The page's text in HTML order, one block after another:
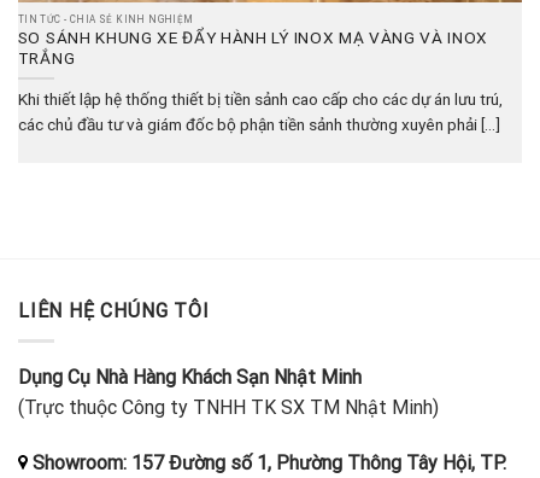
TIN TỨC - CHIA SẺ KINH NGHIỆM
SO SÁNH KHUNG XE ĐẨY HÀNH LÝ INOX MẠ VÀNG VÀ INOX
TRẮNG
Khi thiết lập hệ thống thiết bị tiền sảnh cao cấp cho các dự án lưu trú,
các chủ đầu tư và giám đốc bộ phận tiền sảnh thường xuyên phải [...]
LIÊN HỆ CHÚNG TÔI
Dụng Cụ Nhà Hàng Khách Sạn Nhật Minh
(Trực thuộc Công ty TNHH TK SX TM Nhật Minh)
Showroom: 157 Đường số 1, Phường Thông Tây Hội, TP.